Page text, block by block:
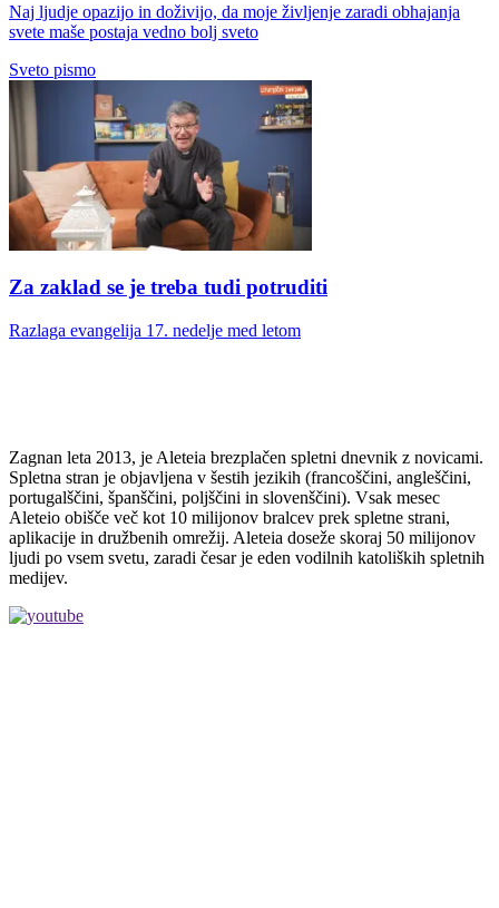
Naj ljudje opazijo in doživijo, da moje življenje zaradi obhajanja
svete maše postaja vedno bolj sveto
Sveto pismo
Za zaklad se je treba tudi potruditi
Razlaga evangelija 17. nedelje med letom
Zagnan leta 2013, je Aleteia brezplačen spletni dnevnik z novicami.
Spletna stran je objavljena v šestih jezikih (francoščini, angleščini,
portugalščini, španščini, poljščini in slovenščini). Vsak mesec
Aleteio obišče več kot 10 milijonov bralcev prek spletne strani,
aplikacije in družbenih omrežij. Aleteia doseže skoraj 50 milijonov
ljudi po vsem svetu, zaradi česar je eden vodilnih katoliških spletnih
medijev.